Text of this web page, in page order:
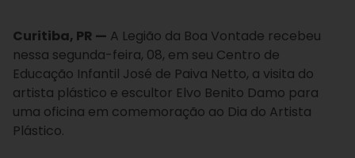
Curitiba, PR — A Legião da Boa Vontade recebeu
nessa segunda-feira, 08, em seu Centro de
Educação Infantil José de Paiva Netto, a visita do
artista plástico e escultor Elvo Benito Damo para
uma oficina em comemoração ao Dia do Artista
Plástico.